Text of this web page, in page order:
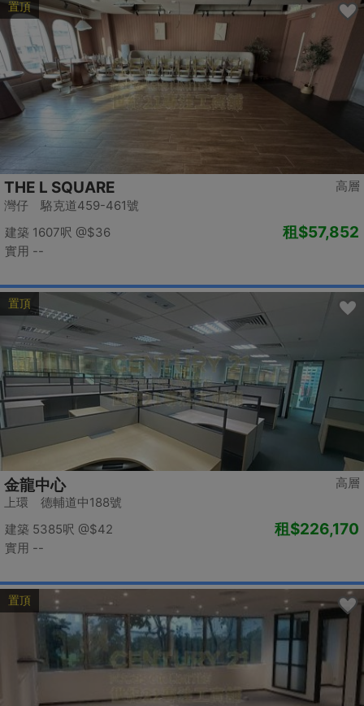
置頂
高層
THE L SQUARE
灣仔 駱克道459-461號
建築 1607呎 @$36
實用 --
租$57,852
置頂
高層
金龍中心
上環 德輔道中188號
建築 5385呎 @$42
實用 --
租$226,170
置頂